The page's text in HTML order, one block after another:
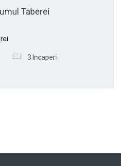
Taberei
3 Incaperi